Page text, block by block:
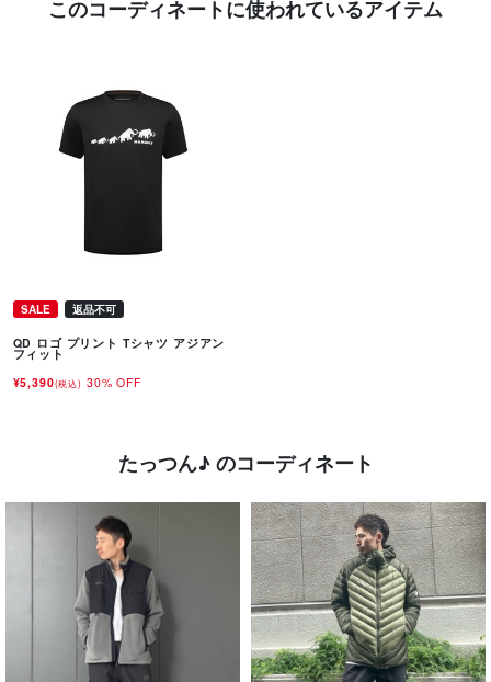
このコーディネートに使われているアイテム
SALE 返品不可
QD ロゴ プリント Tシャツ アジアン
フィット
¥5,390(税込) 30% OFF
たっつん♪ のコーディネート